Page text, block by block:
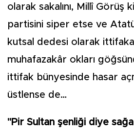
olarak sakalını, Millî Görüş
partisini siper etse ve
kutsal dedesi olarak
muhafazakâr okları
ittifak bünyesinde hasar
üstlense de…
"Pir Sultan şenliği diye